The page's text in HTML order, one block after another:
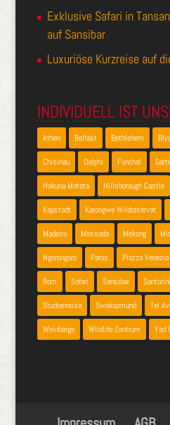
Exklusive Safari in
auf Sansibar
Luxuriöse Kurzreise auf
INDIVIDUELL IST
Athen Belfast Bethlehem
Chisinau Delphi Funchal
Hakuna Matata Hillsborough Castle
Kapstadt Karongwe Wildreservat
Madeira Massada Mekong
Ngorongoro Paros Piazza Venezia
Rom Safari Sansibar Santorini
Studienreise Swakopmund Tel
Weinberge Wildlife-Zentrum Yad